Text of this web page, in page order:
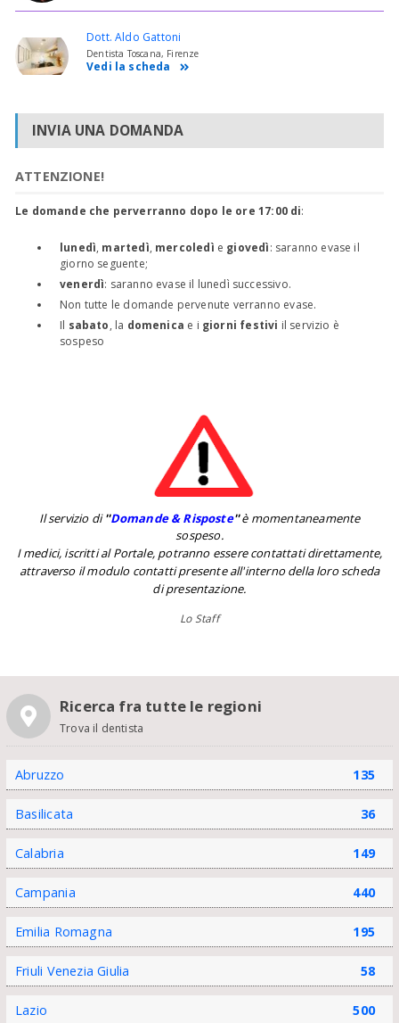
Dott. Aldo Gattoni
Dentista Toscana, Firenze
Vedi la scheda
INVIA UNA DOMANDA
ATTENZIONE!
Le domande che perverranno dopo le ore 17:00 di:
lunedì, martedì, mercoledì e giovedì: saranno evase il
giorno seguente;
venerdì: saranno evase il lunedì successivo.
Non tutte le domande pervenute verranno evase.
Il sabato, la domenica e i giorni festivi il servizio è
sospeso
Il servizio di''Domande & Risposte''è momentaneamente
sospeso.
I medici, iscritti al Portale, potranno essere contattati direttamente,
attraverso il modulo contatti presente all'interno della loro scheda
di presentazione.
Lo Staff
Ricerca fra tutte le regioni
Trova il dentista
Abruzzo 135
Basilicata 36
Calabria 149
Campania 440
Emilia Romagna 195
Friuli Venezia Giulia 58
Lazio 500